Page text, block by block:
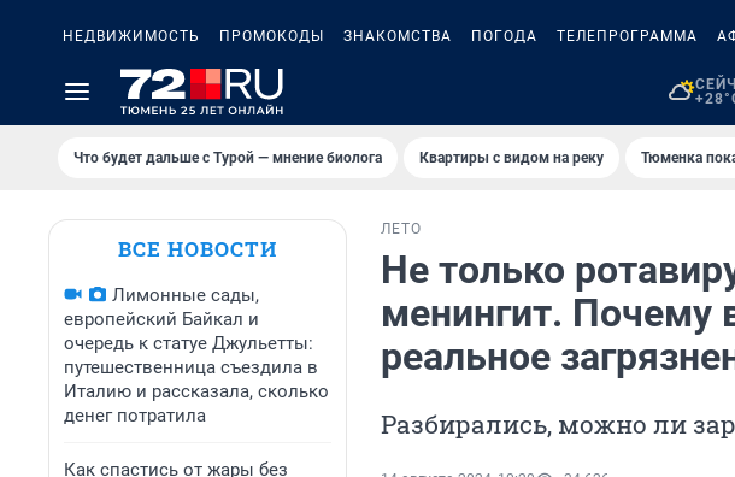
НЕДВИЖИМОСТЬ ПРОМОКОДЫ ЗНАКОМСТВА ПОГОДА ТЕЛЕПРОГРАММА
Что будет дальше с Турой — мнение биолога Квартиры с видом на реку Тюменка
ВСЕ НОВОСТИ
Лимонные сады,
европейский Байкал и
очередь к статуе Джульетты:
путешественница съездила в
Италию и рассказала, сколько
денег потратила
Как спастись от жары без
ЛЕТО
Не только
менингит. Почему
реальное
Разбирались, можно ли